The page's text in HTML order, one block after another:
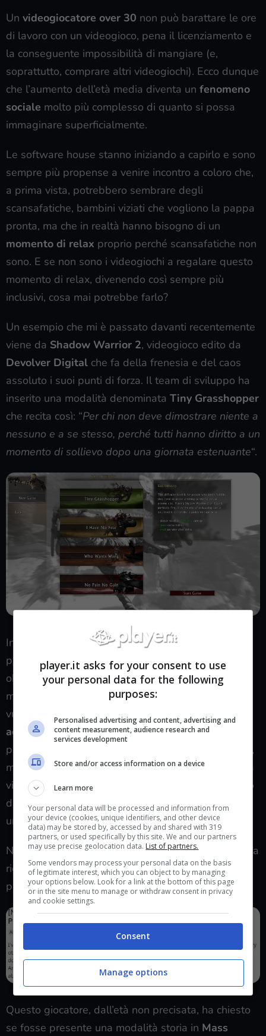
Un videogiocatore over 30 non può barattare le ore
di lavoro con un videogioco, pena il licenziamento e
la conseguente impossibilità di mangiare (e,
soprattutto, comprare altri videogiochi). Ecco dunque
che l’aumento dell’età media diventa un fenomeno
sociale molto più complesso di quanto si possa
immaginare superficialmente.
Le software house stanno iniziando a capirlo e sono
sempre più propense a venire incontro a coloro che,
a prima vista, potrebbero sembrare degli
scansafatiche, bambini viziati che vogliono la pappa
pronta, ma che in realtà hanno bisogno di un
momento di relax proprio perché scansafatiche non
sono. E se non sono i videogiochi a regalare questo
momento di relax, divenendo così sempre più
inclusivi, cosa mai potrebbe farlo?
Un esempio che mi è passato davanti recentemente
viene da Shadow Warrior 2, videogioco edito da
Devolver Digital che fa della frenesia e del caos
assoluto i suoi punti di forza. Il team di sviluppo ha
inserito una modalità denominata Tiny Grasshopper
che recita così: “Per chi non deve dimostrare niente a
nessuno e a se stesso, perché tutti hanno diritto a un
momento di sollievo dopo una giornata estenuante“.
Inclusività e accessibilità nei videogiochi non sono
parametri aleatori da radical chic, devono essere un
obiettivo da prefiggersi in modo da estendere il
modello all’intera industria. Badate bene, nessuno
vuole mettere sullo stesso piano il concetto di
accessibilità per disabilie quello di accessibilità
per persone che, semplicemente, non hanno tempo,
ma se le cose andassero di pari passo sarebbe una
vittoria per il medium che ha come traguardo quello
di unire, di
fare community
, e non di allontanare gli
uni dagli altri.
Navigando per forum e portali più o meno dubbi alla
ricerca di novità, mi sono imbattuto in un post
pubblicato su Reddit.
Questo giocatore, dall’età non precisata, ha chiesto
se fosse presente una modalità storia in Mass
player.it asks for your consent to use
your personal data for the following
purposes:
Personalised advertising and content, advertising and
content measurement, audience research and
services development
Store and/or access information on a device
Learn more
Your personal data will be processed and information from
your device (cookies, unique identifiers, and other device
data) may be stored by, accessed by and shared with 319
partners, or used specifically by this site. We and our partners
may use precise geolocation data. List of partners.
Some vendors may process your personal data on the basis
of legitimate interest, which you can object to by managing
your options below. Look for a link at the bottom of this page
or in the site menu to manage or withdraw consent in privacy
and cookie settings.
Consent
Manage options